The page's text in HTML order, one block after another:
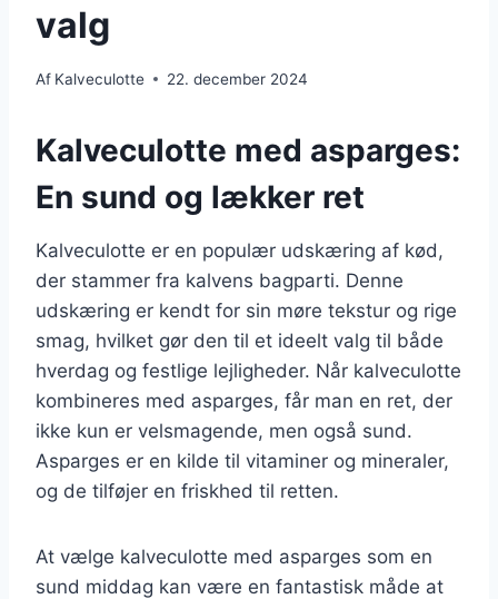
valg
Af Kalveculotte 22. december 2024
Kalveculotte med asparges:
En sund og lækker ret
Kalveculotte er en populær udskæring af kød,
der stammer fra kalvens bagparti. Denne
udskæring er kendt for sin møre tekstur og rige
smag, hvilket gør den til et ideelt valg til både
hverdag og festlige lejligheder. Når kalveculotte
kombineres med asparges, får man en ret, der
ikke kun er velsmagende, men også sund.
Asparges er en kilde til vitaminer og mineraler,
og de tilføjer en friskhed til retten.
At vælge kalveculotte med asparges som en
sund middag kan være en fantastisk måde at